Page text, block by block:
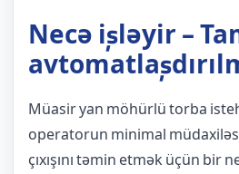
Necə işləyir –
Müasir yan möhürlü torba
operatorun minimal
çıxışını təmin etmək üçün bir